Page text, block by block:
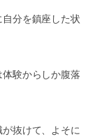
分を鎮座した状
験からしか腹落
抜けて、よそに